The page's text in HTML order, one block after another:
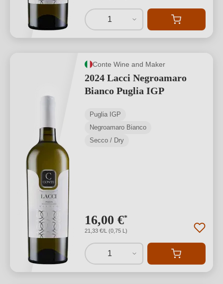
1
Conte Wine and Maker
2024 Lacci Negroamaro
Bianco Puglia IGP
Puglia IGP
Negroamaro Bianco
Secco / Dry
16,00 €*
21,33 €/L (0,75 L)
1